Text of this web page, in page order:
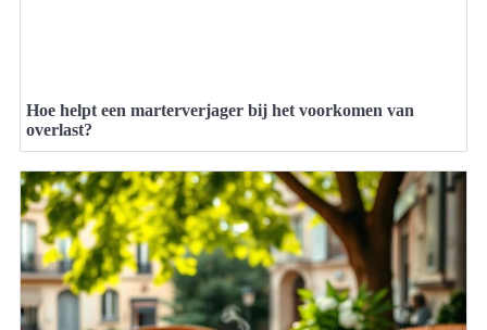
Hoe helpt een marterverjager bij het voorkomen van
overlast?